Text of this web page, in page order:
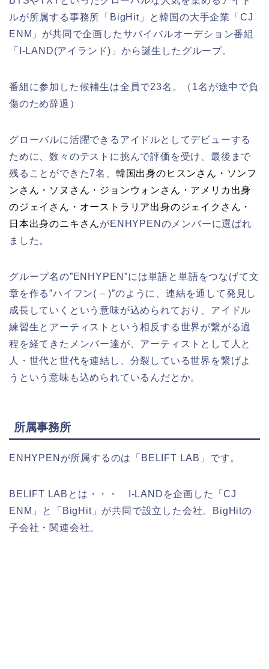
ルが所属する事務所 「BigHit」 と韓国の大手企業
「CJ
ENM」 が共同で企画したサバイバルオーデション番組
「I-LAND(アイランド)」から誕生したグループ。
番組に参加した候補生は全員で23名。
（1名が途中で負
傷のため辞退）
グローバルに活躍できるアイドルとしてデビューする
ために、数々のテストに挑んで評価を受け、 最後まで
残ることができた7名、 韓国出身のヒスンさん・ソンフ
ンさん・ソヌさん・ジョンウォンさん・アメリカ出身
のジェイさん・オーストラリア出身のジェイクさん・
日本出身のニキさんがENHYPENのメンバーに選ばれ
ました。
グループ名の”ENHYPEN”には単語と単語をつなげて文
章を作る”ハイフン( – )”のように、 連結を通して発見し
成長していく という意味が込められており、アイドル
練習生とアーティストという相反する世界が繋がる過
程を経てきたメンバー達が、 アーティストとして人と
人・世代と世代を連結し、分裂している世界を繋げよ
う という意味も込められているんだとか。
所属事務所
ENHYPENが所属するのは「BELIFT LAB」です。
BELIFT LABとは・・・
I-LANDを企画した「CJ
ENM」と「BigHit」が共同で設立した会社。
BigHitの
子会社・関連会社。